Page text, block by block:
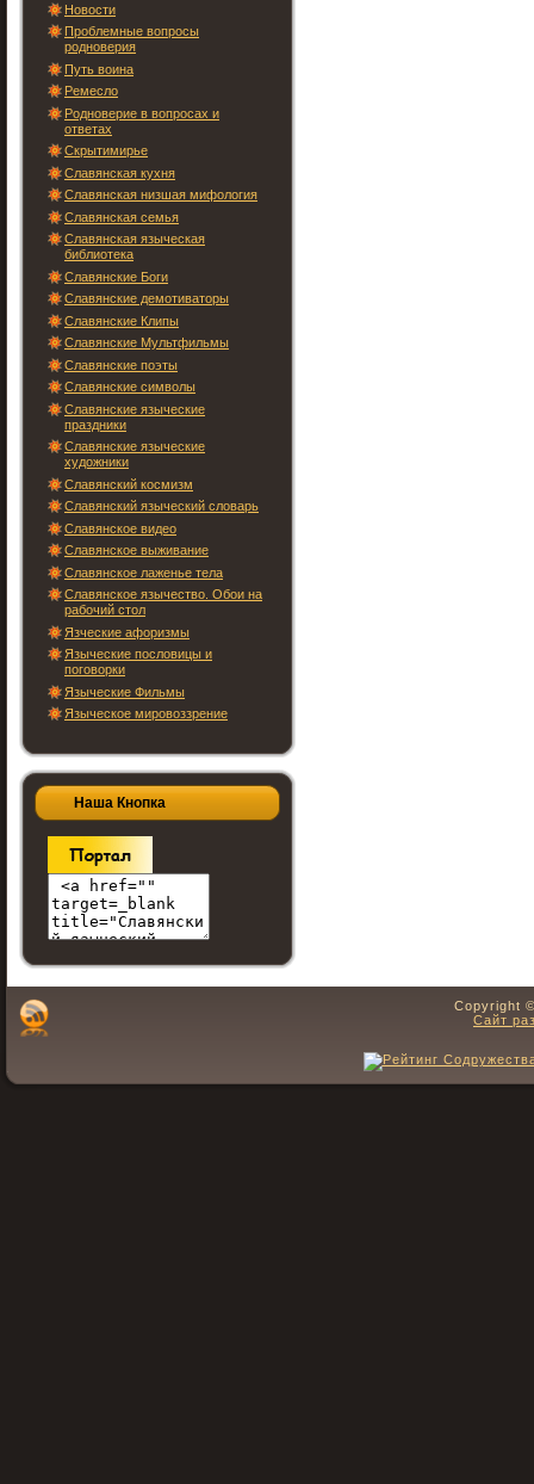
Новости
Проблемные вопросы
родноверия
Путь воина
Ремесло
Родноверие в вопросах и
ответах
Скрытимирье
Славянская кухня
Славянская низшая мифология
Славянская семья
Славянская языческая
библиотека
Славянские Боги
Славянские демотиваторы
Славянские Клипы
Славянские Мультфильмы
Славянские поэты
Славянские символы
Славянские языческие
праздники
Славянские языческие
художники
Славянский космизм
Славянский языческий словарь
Славянское видео
Славянское выживание
Славянское лаженье тела
Славянское язычество. Обои на
рабочий стол
Язческие афоризмы
Языческие пословицы и
поговорки
Языческие Фильмы
Языческое мировоззрение
Наша Кнопка
Copyright
Сайт